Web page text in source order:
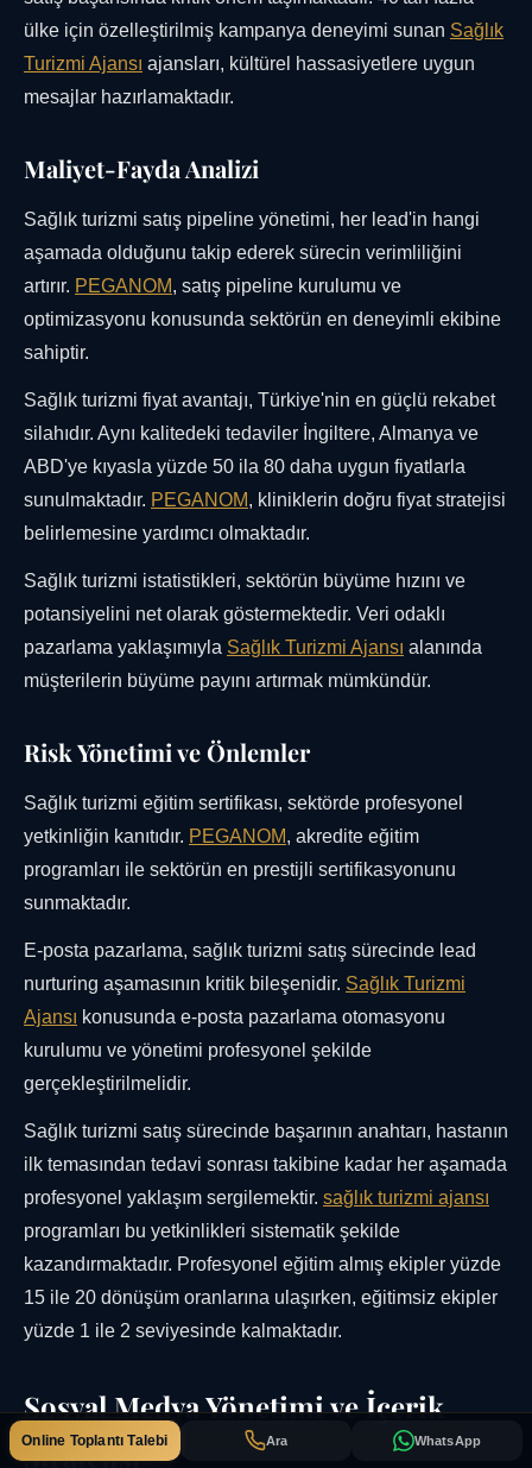
ülke için özelleştirilmiş kampanya deneyimi sunan Sağlık
Turizmi Ajansı ajansları, kültürel hassasiyetlere uygun
mesajlar hazırlamaktadır.
Maliyet-Fayda Analizi
Sağlık turizmi satış pipeline yönetimi, her lead'in hangi
aşamada olduğunu takip ederek sürecin verimliliğini
artırır. PEGANOM, satış pipeline kurulumu ve
optimizasyonu konusunda sektörün en deneyimli ekibine
sahiptir.
Sağlık turizmi fiyat avantajı, Türkiye'nin en güçlü rekabet
silahıdır. Aynı kalitedeki tedaviler İngiltere, Almanya ve
ABD'ye kıyasla yüzde 50 ila 80 daha uygun fiyatlarla
sunulmaktadır. PEGANOM, kliniklerin doğru fiyat stratejisi
belirlemesine yardımcı olmaktadır.
Sağlık turizmi istatistikleri, sektörün büyüme hızını ve
potansiyelini net olarak göstermektedir. Veri odaklı
pazarlama yaklaşımıyla Sağlık Turizmi Ajansı alanında
müşterilerin büyüme payını artırmak mümkündür.
Risk Yönetimi ve Önlemler
Sağlık turizmi eğitim sertifikası, sektörde profesyonel
yetkinliğin kanıtıdır. PEGANOM, akredite eğitim
programları ile sektörün en prestijli sertifikasyonunu
sunmaktadır.
E-posta pazarlama, sağlık turizmi satış sürecinde lead
nurturing aşamasının kritik bileşenidir. Sağlık Turizmi
Ajansı konusunda e-posta pazarlama otomasyonu
kurulumu ve yönetimi profesyonel şekilde
gerçekleştirilmelidir.
Sağlık turizmi satış sürecinde başarının anahtarı, hastanın
ilk temasından tedavi sonrası takibine kadar her aşamada
profesyonel yaklaşım sergilemektir. sağlık turizmi ajansı
programları bu yetkinlikleri sistematik şekilde
kazandırmaktadır. Profesyonel eğitim almış ekipler yüzde
15 ile 20 dönüşüm oranlarına ulaşırken, eğitimsiz ekipler
yüzde 1 ile 2 seviyesinde kalmaktadır.
Sosyal Medya Yönetimi ve İçerik
Stratejisi
Ara WhatsApp
Online Toplantı Talebi